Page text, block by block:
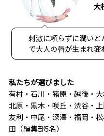
大
刺激に頼らずに潤い
で大人の唇が生まれ変
私たちが選びました
有村・石川・猪原・越後・
北原・黒木・咲丘・渋谷・
友利・中尾・深澤・福岡・
田（編集部5名）